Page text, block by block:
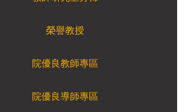
榮譽教授
院優良教師專區
院優良導師專區